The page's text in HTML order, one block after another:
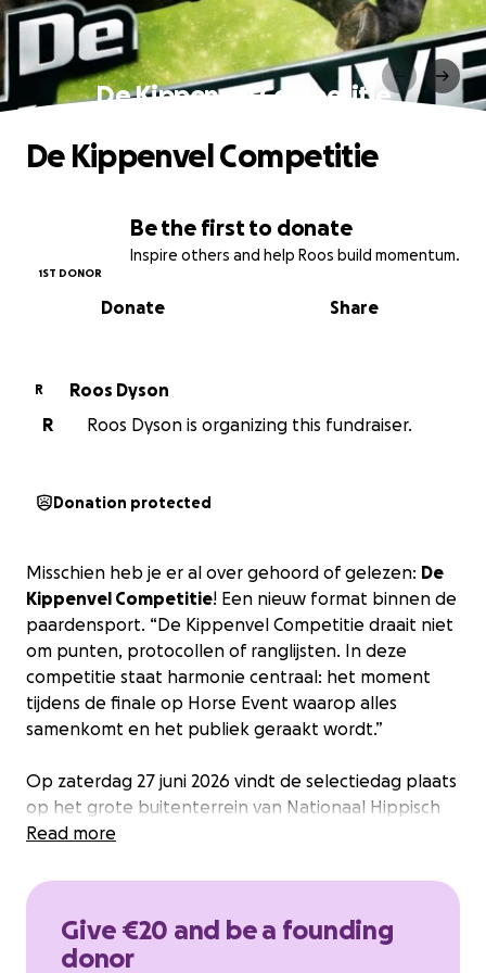
De Kippenvel Competitie
Be the first to donate
Inspire others and help Roos build momentum.
1ST DONOR
Share
Donate
De Kippenvel Competitie
R
Roos Dyson
R
Roos Dyson is organizing this fundraiser.
Donation protected
Misschien heb je er al over gehoord of gelezen: De
Kippenvel Competitie! Een nieuw format binnen de
paardensport. “De Kippenvel Competitie draait niet
om punten, protocollen of ranglijsten. In deze
competitie staat harmonie centraal: het moment
tijdens de finale op Horse Event waarop alles
samenkomt en het publiek geraakt wordt.”
Op zaterdag 27 juni 2026 vindt de selectiedag plaats
op het grote buitenterrein van Nationaal Hippisch
Centrum in Ermelo. Hierbij mogen de deelnemers in
kunnen laten zien aan het team van toptrainers.
finale, welke later op die dag zal plaatsvinden. De
toptrainers, Imke Schellekens-Bartels, Bastiaan de
Read more
Give €20 and be a founding
donor